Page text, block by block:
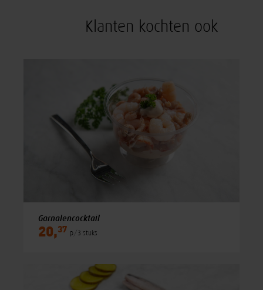
Klanten kochten ook
Garnalencocktail
20,37 p/3 stuks